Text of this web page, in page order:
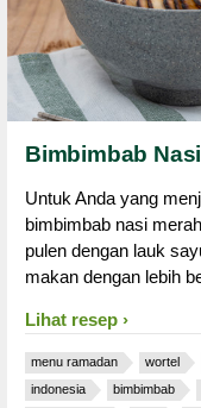
Bimbimbab
Untuk Anda yang
bimbimbab nasi
pulen dengan lauk
makan dengan lebih
Lihat resep
menu ramadan wortel
indonesia
bimbimbab